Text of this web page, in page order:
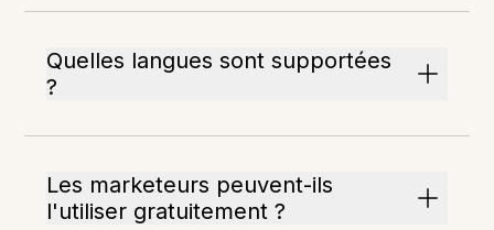
Quelles langues sont supportées
?
Les marketeurs peuvent-ils
l'utiliser gratuitement ?